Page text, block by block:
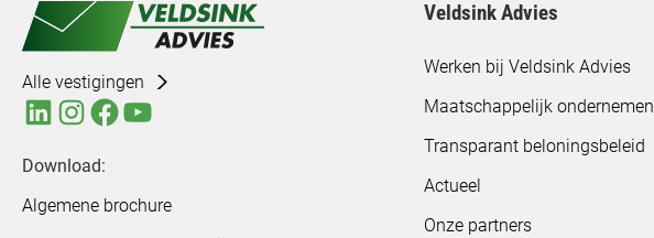
Alle vestigingen
Download:
Algemene brochure
Veldsink Advies
Werken bij Veldsink Advies
Maatschappelijk ondernemen
Transparant beloningsbeleid
Actueel
Onze partners